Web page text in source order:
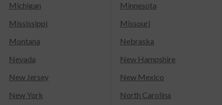
Michigan
Minnesota
Mississippi
Missouri
Montana
Nebraska
Nevada
New Hampshire
New Jersey
New Mexico
New York
North Carolina